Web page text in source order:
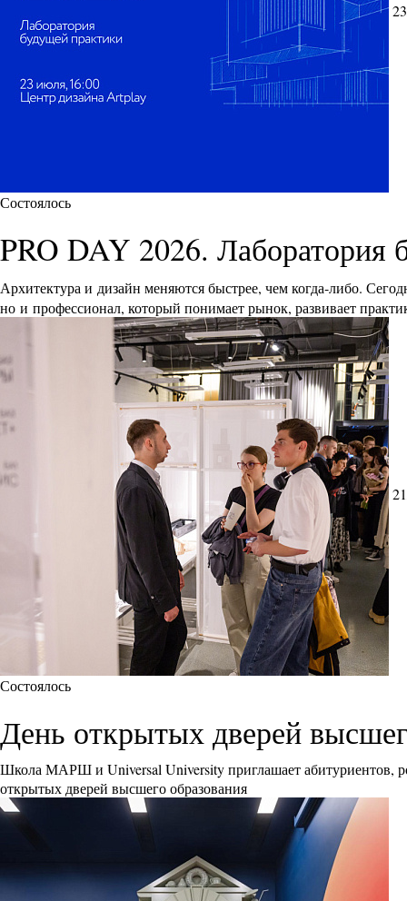
Состоялось
PRO DAY 2026. Лаборатория
Архитектура и дизайн меняются быстрее, чем когда-либо.
но и профессионал, который понимает рынок, развивает
Состоялось
День открытых дверей
Школа МАРШ и Universal University приглашает абитуриентов,
открытых дверей высшего образования